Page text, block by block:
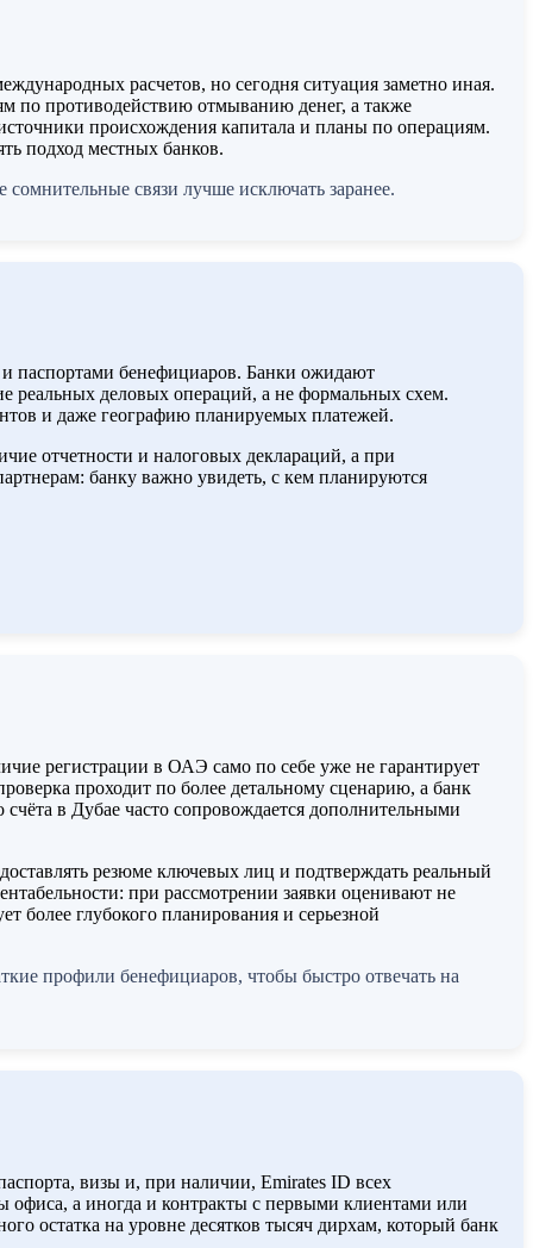
расчетов, но сегодня ситуация заметно иная.
по противодействию отмыванию денег, а также
происхождения капитала и планы по операциям.
подход местных банков.
связи лучше исключать заранее.
и паспортами бенефициаров. Банки ожидают
реальных деловых операций, а не формальных схем.
и даже географию планируемых платежей.
отчетности и налоговых деклараций, а при
банку важно увидеть, с кем планируются
регистрации в ОАЭ само по себе уже не гарантирует
проходит по более детальному сценарию, а банк
в Дубае часто сопровождается дополнительными
резюме ключевых лиц и подтверждать реальный
при рассмотрении заявки оценивают не
более глубокого планирования и серьезной
профили бенефициаров, чтобы быстро отвечать на
визы и, при наличии, Emirates ID всех
офиса, а иногда и контракты с первыми клиентами или
остатка на уровне десятков тысяч дирхам, который банк